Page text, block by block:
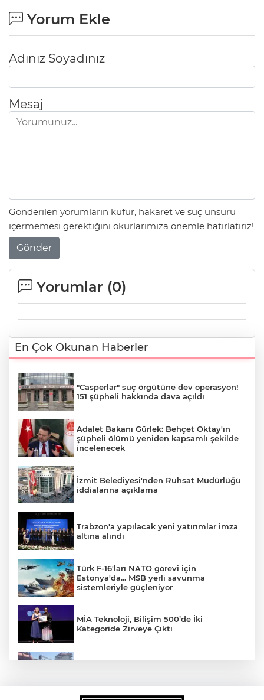
Yorum Ekle
Adınız Soyadınız
Mesaj
Gönderilen yorumların küfür, hakaret ve suç unsuru
içermemesi gerektiğini okurlarımıza önemle hatırlatırız!
Gönder
Yorumlar (0)
En Çok Okunan Haberler
"Casperlar" suç örgütüne dev operasyon!
151 şüpheli hakkında dava açıldı
Adalet Bakanı Gürlek: Behçet Oktay'ın
şüpheli ölümü yeniden kapsamlı şekilde
incelenecek
İzmit Belediyesi'nden Ruhsat Müdürlüğü
iddialarına açıklama
Trabzon'a yapılacak yeni yatırımlar imza
altına alındı
Türk F-16'ları NATO görevi için
Estonya'da... MSB yerli savunma
sistemleriyle güçleniyor
MİA Teknoloji, Bilişim 500’de İki
Kategoride Zirveye Çıktı